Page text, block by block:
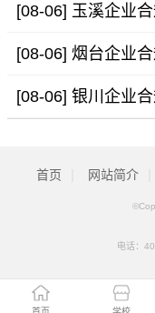
报名-多少钱
[08-06] 玉溪企业
报名-多少钱
[08-06] 烟台企业
报名-多少钱
[08-06] 银川企业
首页 网站简介
电话：